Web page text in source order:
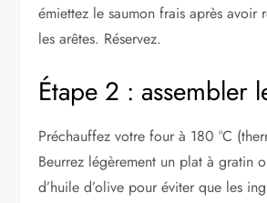
émiettez le saumon frais après avoir
les arêtes. Réservez.
Étape 2 : assembler
Préchauffez votre four à 180 °C
Beurrez légèrement un plat à gratin
d’huile d’olive pour éviter que les